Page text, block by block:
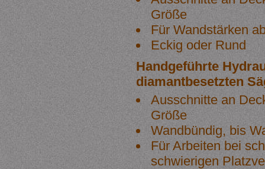
Größe
Für Wandstärken
Eckig oder Rund
Handgeführte
diamantbesetzten
Ausschnitte an
Größe
Wandbündig, bis
Für Arbeiten bei
schwierigen